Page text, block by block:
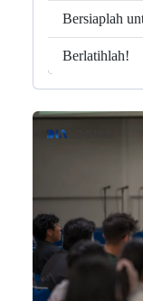
Bersiaplah
Berlatihlah!